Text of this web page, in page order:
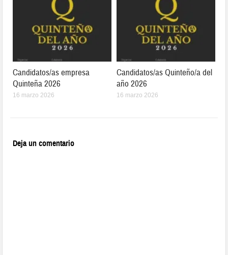
Candidatos/as empresa
Quinteña 2026
16 marzo 2026
Candidatos/as Quinteño/a del
año 2026
16 marzo 2026
Deja un comentario